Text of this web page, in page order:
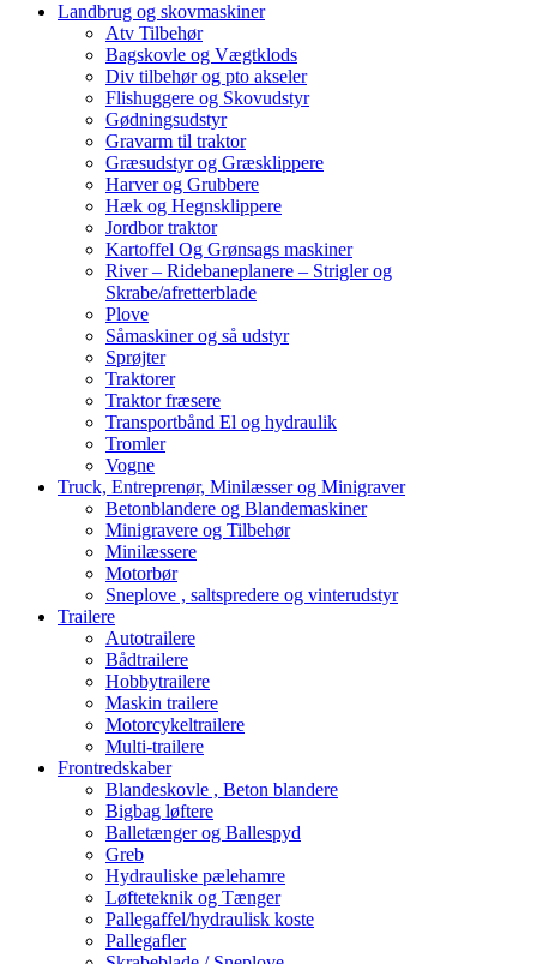
Landbrug og skovmaskiner
Atv Tilbehør
Bagskovle og Vægtklods
Div tilbehør og pto akseler
Flishuggere og Skovudstyr
Gødningsudstyr
Gravarm til traktor
Græsudstyr og Græsklippere
Harver og Grubbere
Hæk og Hegnsklippere
Jordbor traktor
Kartoffel Og Grønsags maskiner
River – Ridebaneplanere – Strigler og
Skrabe/afretterblade
Plove
Såmaskiner og så udstyr
Sprøjter
Traktorer
Traktor fræsere
Transportbånd El og hydraulik
Tromler
Vogne
Truck, Entreprenør, Minilæsser og Minigraver
Betonblandere og Blandemaskiner
Minigravere og Tilbehør
Minilæssere
Motorbør
Sneplove , saltspredere og vinterudstyr
Trailere
Autotrailere
Bådtrailere
Hobbytrailere
Maskin trailere
Motorcykeltrailere
Multi-trailere
Frontredskaber
Blandeskovle , Beton blandere
Bigbag løftere
Balletænger og Ballespyd
Greb
Hydrauliske pælehamre
Løfteteknik og Tænger
Pallegaffel/hydraulisk koste
Pallegafler